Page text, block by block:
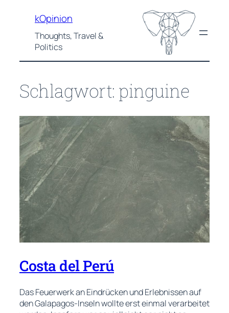
springen
kOpinion
Thoughts, Travel &
Politics
Schlagwort: pinguine
Costa del Perú
Das Feuerwerk an Eindrücken und Erlebnissen auf
den Galapagos-Inseln wollte erst einmal verarbeitet